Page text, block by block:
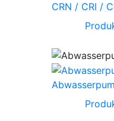
CRN / CRI /